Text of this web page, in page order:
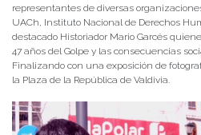
representantes de diversas
UACh, Instituto Nacional de Derechos
destacado Historiador Mario Garcés
47 años del Golpe y las consecuencias
Finalizando con una exposición de
la Plaza de la República de Valdivia.